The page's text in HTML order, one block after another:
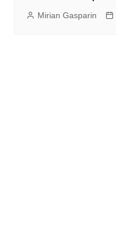
Mirian Gasparin